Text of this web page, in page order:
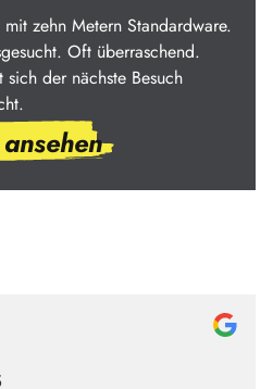
zehn Metern Standardware.
Oft überraschend.
der nächste Besuch